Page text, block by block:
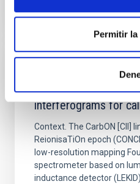
Permitir
NÚMERO DE CITAS 0
CONCERTO:
interferograms for
Context. The CarbON [CII]
ReionisaTiOn epoch
low-resolution mapping
spectrometer based on
inductance detector